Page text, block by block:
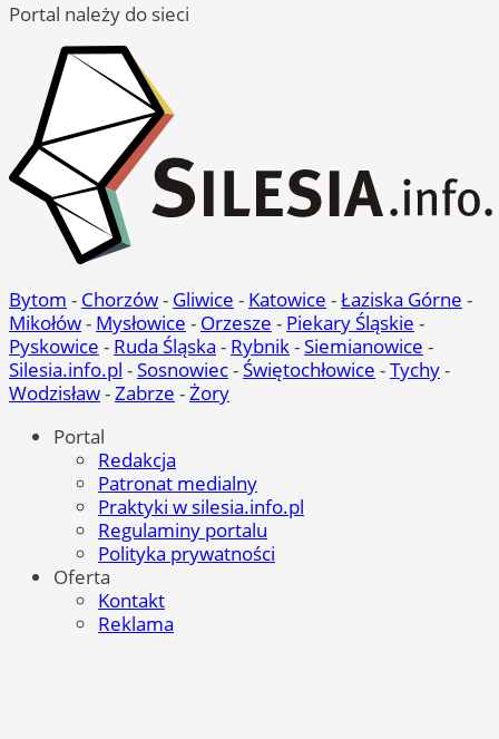
Portal należy do sieci
Bytom - Chorzów- Gliwice - Katowice -Łaziska Górne -
Mikołów- Mysłowice - Orzesze - Piekary Śląskie -
Pyskowice - Ruda Śląska - Rybnik-Siemianowice -
Silesia.info.pl -Sosnowiec-Świętochłowice -Tychy-
Wodzisław-Zabrze -Żory
Portal
Redakcja
Patronat medialny
Praktyki w silesia.info.pl
Regulaminy portalu
Polityka prywatności
Oferta
Kontakt
Reklama